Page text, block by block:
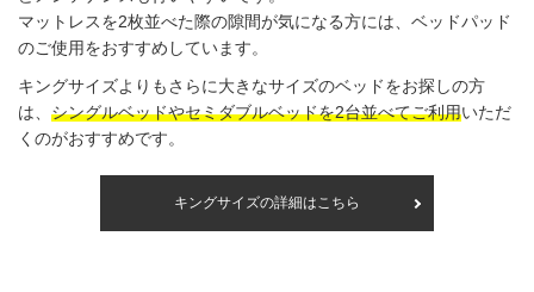
マットレスを2枚並べた際の隙間が気になる方には、ベッドパッド
のご使用をおすすめしています。
キングサイズよりもさらに大きなサイズのベッドをお探しの方
は、 シングルベッドやセミダブルベッドを2台並べてご利用いただ
くのがおすすめです。
キングサイズの詳細はこちら